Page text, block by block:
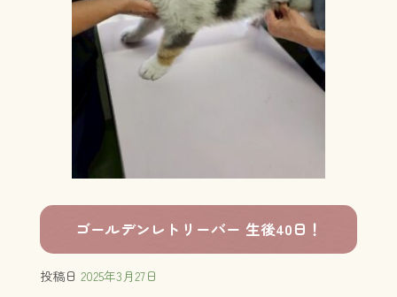
ゴールデンレトリーバー 生後40日！
投稿日 2025年3月27日